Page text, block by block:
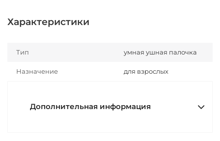
Характеристики
Тип умная ушная палочка
Назначение для взрослых
Дополнительная информация